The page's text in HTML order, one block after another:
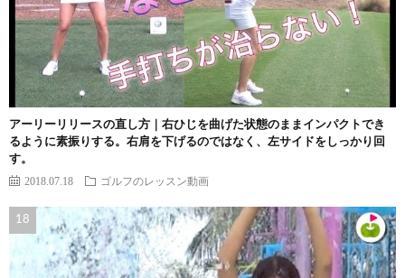
アーリーリリースの直し方｜右ひじを曲げた状態のままインパクトでき
るように素振りする。右肩を下げるのではなく、左サイドをしっかり回
す。
2018.07.18 ゴルフのレッスン動画